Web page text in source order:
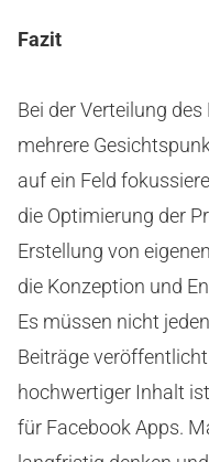
Fazit
Bei der Verteilung
mehrere
auf ein Feld
die Optimierung der
Erstellung von
die Konzeption und
Es müssen nicht
Beiträge
hochwertiger Inhalt
für Facebook Apps.